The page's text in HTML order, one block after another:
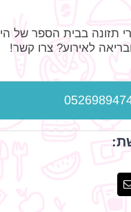
תזונה בבית הספר של
לאירוע? צרו קשר!